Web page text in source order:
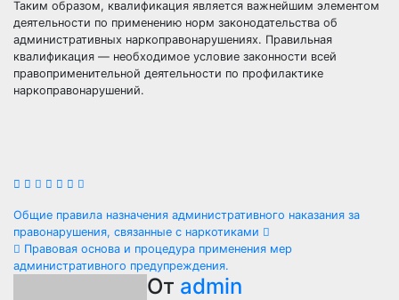
Таким образом, квалификация является важнейшим элементом
деятельности по применению норм законодательства об
административных наркоправонарушениях. Правильная
квалификация — необходимое условие законности всей
правоприменительной деятельности по профилактике
наркоправонарушений.
Навигация
по
Общие правила назначения административного наказания за
правонарушения, связанные с наркотиками
Правовая основа и процедура применения мер
административного предупреждения.
От admin